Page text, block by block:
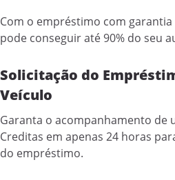
Com o empréstimo com
pode conseguir até 90% do seu
Solicitação do
Veículo
Garanta o acompanhamento de
Creditas em apenas 24 horas
do empréstimo.